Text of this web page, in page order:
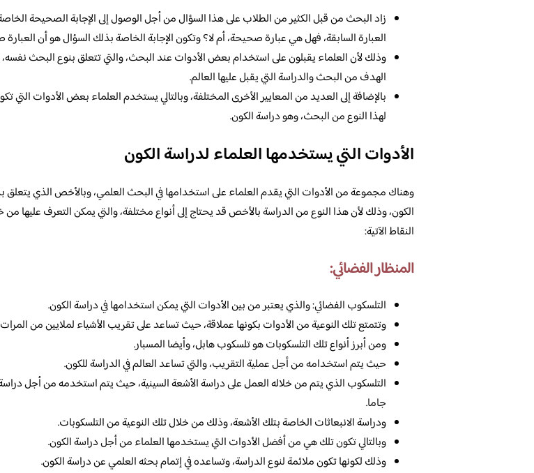
زاد البحث من قبل الكثير من الطلاب على هذا السؤال من أجل الوصول إلى الإجابة الصحيحة
العبارة السابقة، فهل هي عبارة صحيحة، أم لا؟ وتكون الإجابة الخاصة بذلك السؤال هو أن
وذلك لأن العلماء يقبلون على استخدام بعض الأدوات عند البحث، والتي تتعلق بنوع البحث نفسه،
الهدف من البحث والدراسة التي يقبل عليها العالم.
بالإضافة إلى العديد من المعايير الأخرى المختلفة، وبالتالي يستخدم العلماء بعض الأدوات التي
لهذا النوع من البحث، وهو دراسة الكون.
الأدوات التي يستخدمها العلماء لدراسة الكون
وهناك مجموعة من الأدوات التي يقدم العلماء على استخدامها في البحث العلمي، وبالأخص الذي يتعلق
الكون، وذلك لأن هذا النوع من الدراسة بالأخص قد يحتاج إلى أنواع مختلفة، والتي يمكن التعرف عليها من
النقاط الآتية:
المنظار الفضائي:
التلسكوب الفضائي: والذي يعتبر من بين الأدوات التي يمكن استخدامها في دراسة الكون.
وتتمتع تلك النوعية من الأدوات بكونها عملاقة، حيث تساعد على تقريب الأشياء لملايين من
ومن أبرز أنواع تلك التلسكوبات هو تلسكوب هابل، وأيضا المسبار.
حيث يتم استخدامه من أجل عملية التقريب، والتي تساعد العالم في الدراسة للكون.
التلسكوب الذي يتم من خلاله العمل على دراسة الأشعة السينية، حيث يتم استخدمه من أجل
جاما.
ودراسة الانبعاثات الخاصة بتلك الأشعة، وذلك من خلال تلك النوعية من التلسكوبات.
وبالتالي تكون تلك هي من أفضل الأدوات التي يستخدمها العلماء من أجل دراسة الكون.
وذلك لكونها تكون ملائمة لنوع الدراسة، وتساعده في إتمام بحثه العلمي عن دراسة الكون.